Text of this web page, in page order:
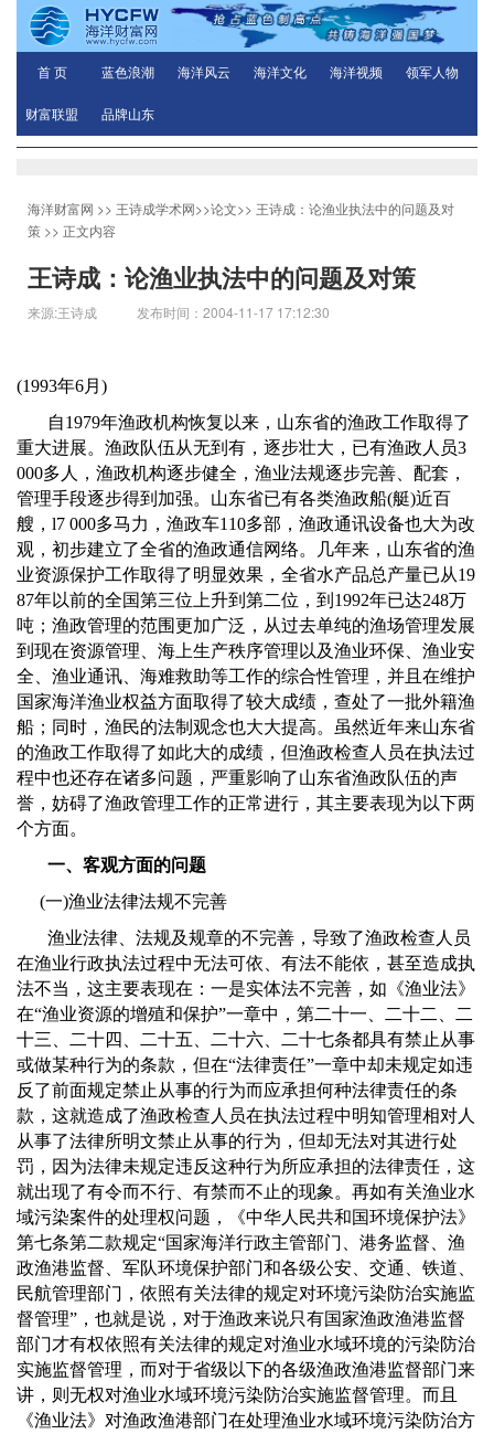
首 页 蓝色浪潮 海洋风云 海洋文化 海洋视频 领军人物
财富联盟 品牌山东
海洋财富网 >> 王诗成学术网>>论文>> 王诗成：论渔业执法中的问题及对
策 >> 正文内容
王诗成：论渔业执法中的问题及对策
来源:王诗成 发布时间：2004-11-17 17:12:30
(1993年6月 )
自1979年渔政机构恢复以来，山东省的渔政工作取得了
重大进展。渔政队伍从无到有，逐步壮大，已有渔政人员3
000多人，渔政机构逐步健全，渔业法规逐步完善、配套，
管理手段逐步得到加强。山东省已有各类渔政船(艇)近百
艘， l7 000多马力，渔政车110多部，渔政通讯设备也大为改
观，初步建立了全省的渔政通信网络。几年来，山东省的渔
业资源保护工作取得了明显效果，全省水产品总产量已从19
87年以前的全国第三位上升到第二位，到 1992年已达248万
吨；渔政管理的范围更加广泛，从过去单纯的渔场管理发展
到现在资源管理、海上生产秩序管理以及渔业环保、渔业安
全、渔业通讯、海难救助等工作的综合性管理，并且在维护
国家海洋渔业权益方面取得了较大成绩，查处了一批外籍渔
船；同时，渔民的法制观念也大大提高。虽然近年来山东省
的渔政工作取得了如此大的成绩，但渔政检查人员在执法过
程中也还存在诸多问题，严重影响了山东省渔政队伍的声
誉，妨碍了渔政管理工作的正常进行，其主要表现为以下两
个方面。
一、客观方面的问题
(一)渔业法律法规不完善
渔业法律、法规及规章的不完善，导致了渔政检查人员
在渔业行政执法过程中无法可依、有法不能依，甚至造成执
法不当，这主要表现在：一是实体法不完善，如《渔业法》
在“渔业资源的增殖和保护”一章中，第二十一、二十二、二
十三、二十四、二十五、二十六、二十七条都具有禁止从事
或做某种行为的条款，但在“法律责任”一章中却未规定如违
反了前面规定禁止从事的行为而应承担何种法律责任的条
款，这就造成了渔政检查人员在执法过程中明知管理相对人
从事了法律所明文禁止从事的行为，但却无法对其进行处
罚，因为法律未规定违反这种行为所应承担的法律责任，这
就出现了有令而不行、有禁而不止的现象。再如有关渔业水
域污染案件的处理权问题，《中华人民共和国环境保护法》
第七条第二款规定“国家海洋行政主管部门、港务监督、渔
政渔港监督、军队环境保护部门和各级公安、交通、铁道、
民航管理部门，依照有关法律的规定对环境污染防治实施监
督管理”，也就是说，对于渔政来说只有国家渔政渔港监督
部门才有权依照有关法律的规定对渔业水域环境的污染防治
实施监督管理，而对于省级以下的各级渔政渔港监督部门来
讲，则无权对渔业水域环境污染防治实施监督管理。而且
《渔业法》对渔政渔港部门在处理渔业水域环境污染防治方